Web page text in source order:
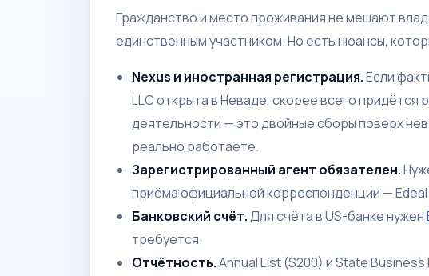
Гражданство и место проживания не мешают
единственным участником. Но есть нюансы,
Nexus и иностранная регистрация.Если
LLC открыта в Неваде, скорее всего придётся
деятельности — это двойные сборы поверх
реально работаете.
Зарегистрированный агент обязателен.
приёма официальной корреспонденции —
Банковский счёт.Для счёта в US-банке нужен
требуется.
Отчётность.Annual List ($200) и State